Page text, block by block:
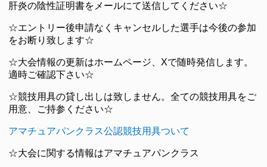
肝炎の陰性証明書をメールにて送信してください☆
☆エントリー後申請なくキャンセルした選手は今後の参加
をお断り致します☆
☆大会情報の更新はホームページ、Xで随時発信します。
適時ご確認下さい☆
☆競技用具の貸し出しは致しません。全ての競技用具をご
用意、ご持参ください☆
アマチュアパンクラス公認競技用具ついて
☆大会に関する情報はアマチュアパンクラス